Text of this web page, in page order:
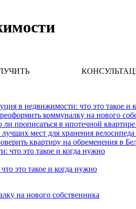
КОНСУЛЬТАЦИЮ.
в недвижимости: что это такое и
коммуналку на нового
прописаться в ипотечной квартире
мест для хранения велосипеда
квартиру на обременения в
это такое и когда нужно